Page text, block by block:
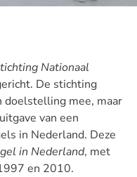
Nationaal
De stichting
doelstelling mee, maar
van een
in Nederland. Deze
in Nederland, met
en 2010.